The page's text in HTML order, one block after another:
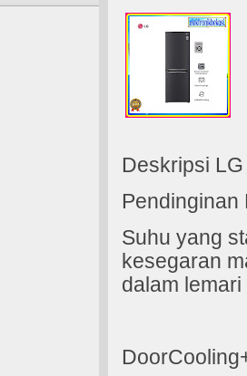
Deskripsi
Pendinginan
Suhu yang
kesegaran
dalam